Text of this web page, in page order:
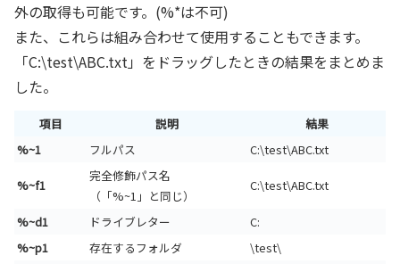
外の取得も可能です。(%*は不可)
また、これらは組み合わせて使用することもできます。
「C:\test\ABC.txt」をドラッグしたときの結果をまとめま
した。
項目 説明
結果
%~1
フルパス C:\test\ABC.txt
%~f1
完全修飾パス名
（「%~1」と同じ）
C:\test\ABC.txt
%~d1 ドライブレター
C:
%~p1
存在するフォルダ \test\